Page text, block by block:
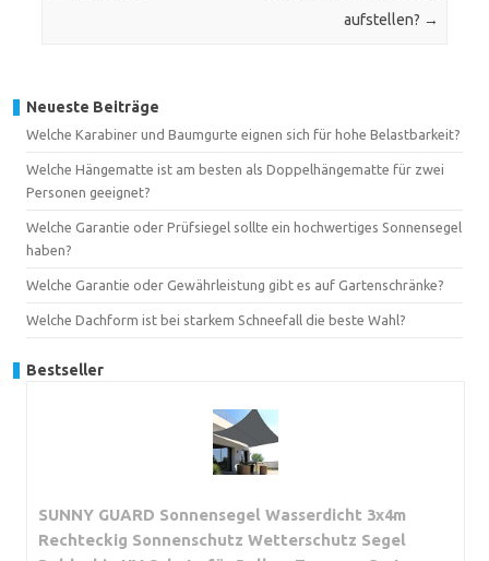
aufstellen? →
Neueste Beiträge
Welche Karabiner und Baumgurte eignen sich für hohe Belastbarkeit?
Welche Hängematte ist am besten als Doppelhängematte für zwei
Personen geeignet?
Welche Garantie oder Prüfsiegel sollte ein hochwertiges Sonnensegel
haben?
Welche Garantie oder Gewährleistung gibt es auf Gartenschränke?
Welche Dachform ist bei starkem Schneefall die beste Wahl?
Bestseller
SUNNY GUARD Sonnensegel Wasserdicht 3x4m
Rechteckig Sonnenschutz Wetterschutz Segel